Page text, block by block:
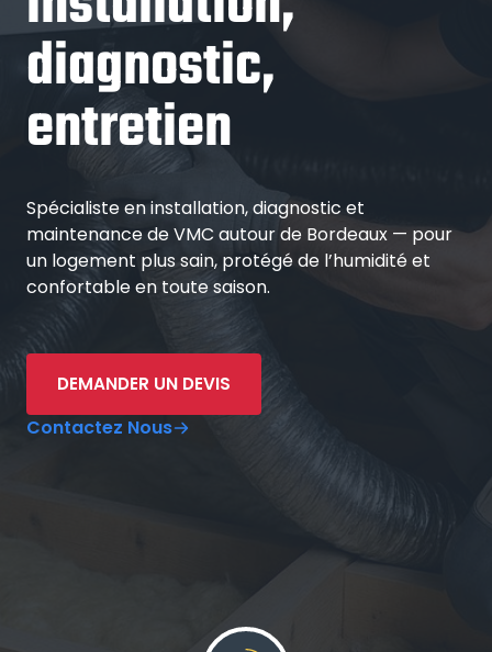
diagnostic,
entretien
Spécialiste en installation, diagnostic et
maintenance de VMC autour de Bordeaux — pour
un logement plus sain, protégé de l’humidité et
confortable en toute saison.
DEMANDER UN DEVIS
Contactez Nous